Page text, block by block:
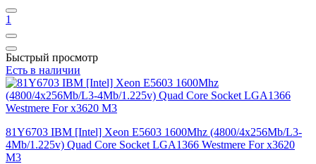
1
Быстрый просмотр
Есть в наличии
81Y6703 IBM [Intel] Xeon E5603 1600Mhz (4800/4x256Mb/L3-
4Mb/1.225v) Quad Core Socket LGA1366 Westmere For x3620
M3